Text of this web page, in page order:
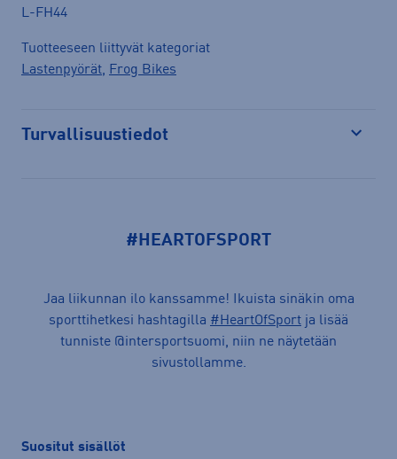
L-FH44
Tuotteeseen liittyvät kategoriat
Lastenpyörät, Frog Bikes
Turvallisuustiedot
#HEARTOFSPORT
Jaa liikunnan ilo kanssamme! Ikuista sinäkin oma
sporttihetkesi hashtagilla #HeartOfSport ja lisää
tunniste @intersportsuomi, niin ne näytetään
sivustollamme.
Suositut sisällöt